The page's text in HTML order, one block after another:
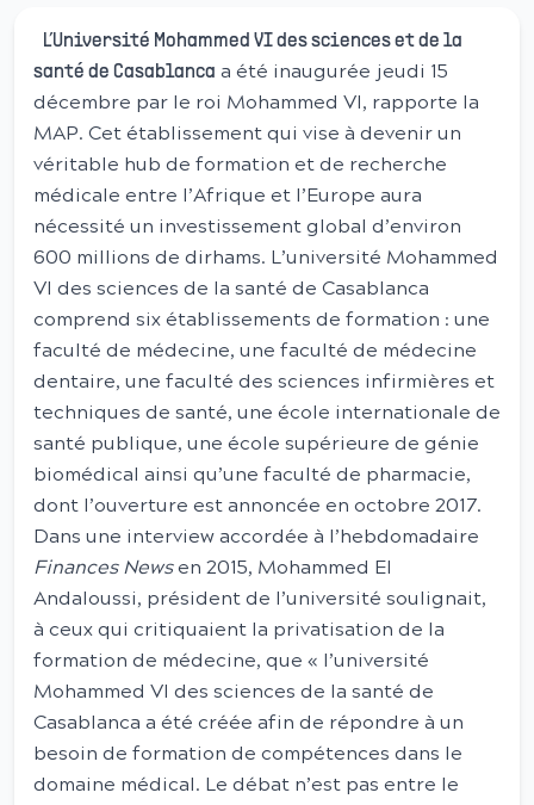
L’Université Mohammed VI des sciences et de la
santé de Casablanca a été inaugurée jeudi 15
décembre par le roi Mohammed VI, rapporte la
MAP. Cet établissement qui vise à devenir un
véritable hub de formation et de recherche
médicale entre l’Afrique et l’Europe aura
nécessité un investissement global d’environ
600 millions de dirhams. L’université Mohammed
VI des sciences de la santé de Casablanca
comprend six établissements de formation : une
faculté de médecine, une faculté de médecine
dentaire, une faculté des sciences infirmières et
techniques de santé, une école internationale de
santé publique, une école supérieure de génie
biomédical ainsi qu’une faculté de pharmacie,
dont l’ouverture est annoncée en octobre 2017.
Dans une interview accordée à l’hebdomadaire
Finances Newsen 2015, Mohammed El
Andaloussi, président de l’université soulignait,
à ceux qui critiquaient la privatisation de la
formation de médecine, que « l’université
Mohammed VI des sciences de la santé de
Casablanca a été créée afin de répondre à un
besoin de formation de compétences dans le
domaine médical. Le débat n’est pas entre le